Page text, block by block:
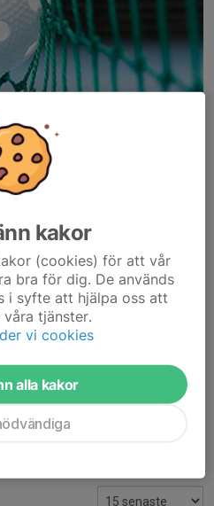
2018 att starta sin
kommer att hålla i
vi att leta efter föräldrar som
(har ni
dessa)
passen.
kakor
(cookies) för att vår
bra för dig. De används
i syfte att hjälpa oss att
tjänster.
vi cookies
alla kakor